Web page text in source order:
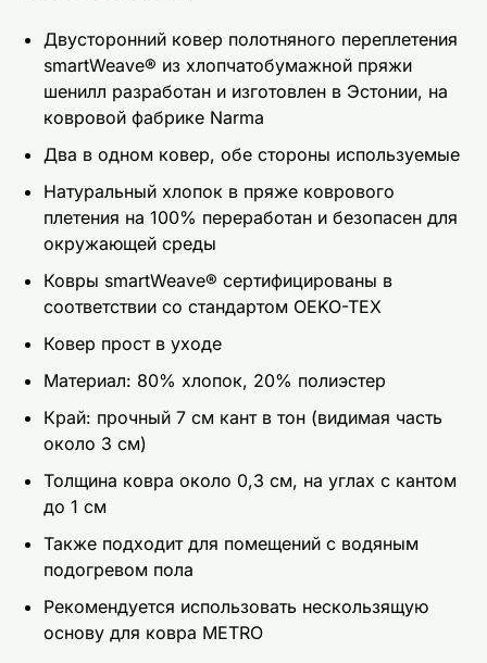
Двусторонний ковер полотняного переплетения
smartWeave® из хлопчатобумажной пряжи
шенилл разработан и изготовлен в Эстонии, на
ковровой фабрике Narma
Два в одном ковер, обе стороны используемые
Натуральный хлопок в пряже коврового
плетения на 100% переработан и безопасен для
окружающей среды
Ковры smartWeave® сертифицированы в
соответствии со стандартом OEKO-TEX
Ковер прост в уходе
Mатериал: 80% хлопок, 20% полиэстер
Край: прочный 7 см кант в тон (видимая часть
около 3 см)
Толщина ковра около 0,3 см, на углах с кантом
до 1 см
Также подходит для помещений с водяным
подогревом пола
Рекомендуется использовать нескользящую
основу для ковра METRO